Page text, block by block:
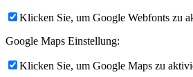
Klicken Sie, um Google Webfonts zu
Google Maps Einstellung:
Klicken Sie, um Google Maps zu